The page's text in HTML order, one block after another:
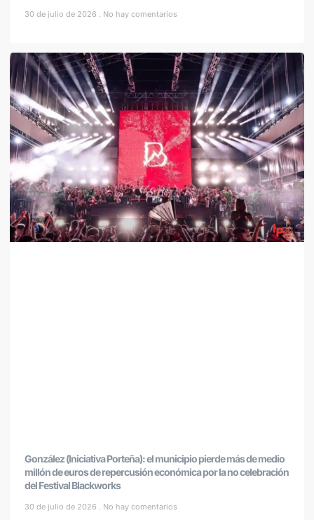
30 de julio de 2026 No hay comentarios
González (Iniciativa Porteña): el municipio pierde más de medio
millón de euros de repercusión económica por la no celebración
del Festival Blackworks
30 de julio de 2026 No hay comentarios